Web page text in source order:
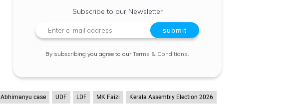
Subscribe to our Newsletter
By subscribing you agree to ourTerms & Conditions
Abhimanyu case UDF LDF MK Faizi Kerala Assembly Election 2026